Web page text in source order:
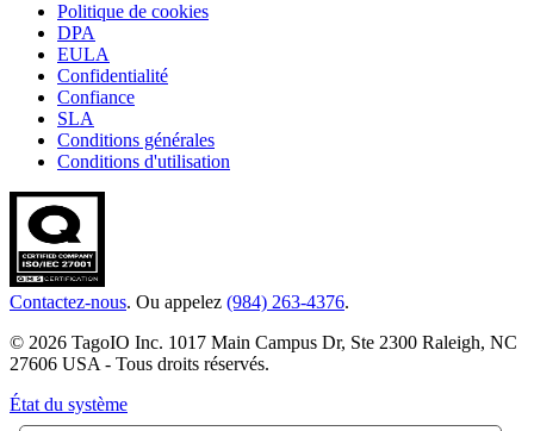
Politique de cookies
DPA
EULA
Confidentialité
Confiance
SLA
Conditions générales
Conditions d'utilisation
Contactez-nous. Ou appelez (984) 263-4376.
© 2026 TagoIO Inc. 1017 Main Campus Dr, Ste 2300 Raleigh, NC
27606 USA - Tous droits réservés.
État du système